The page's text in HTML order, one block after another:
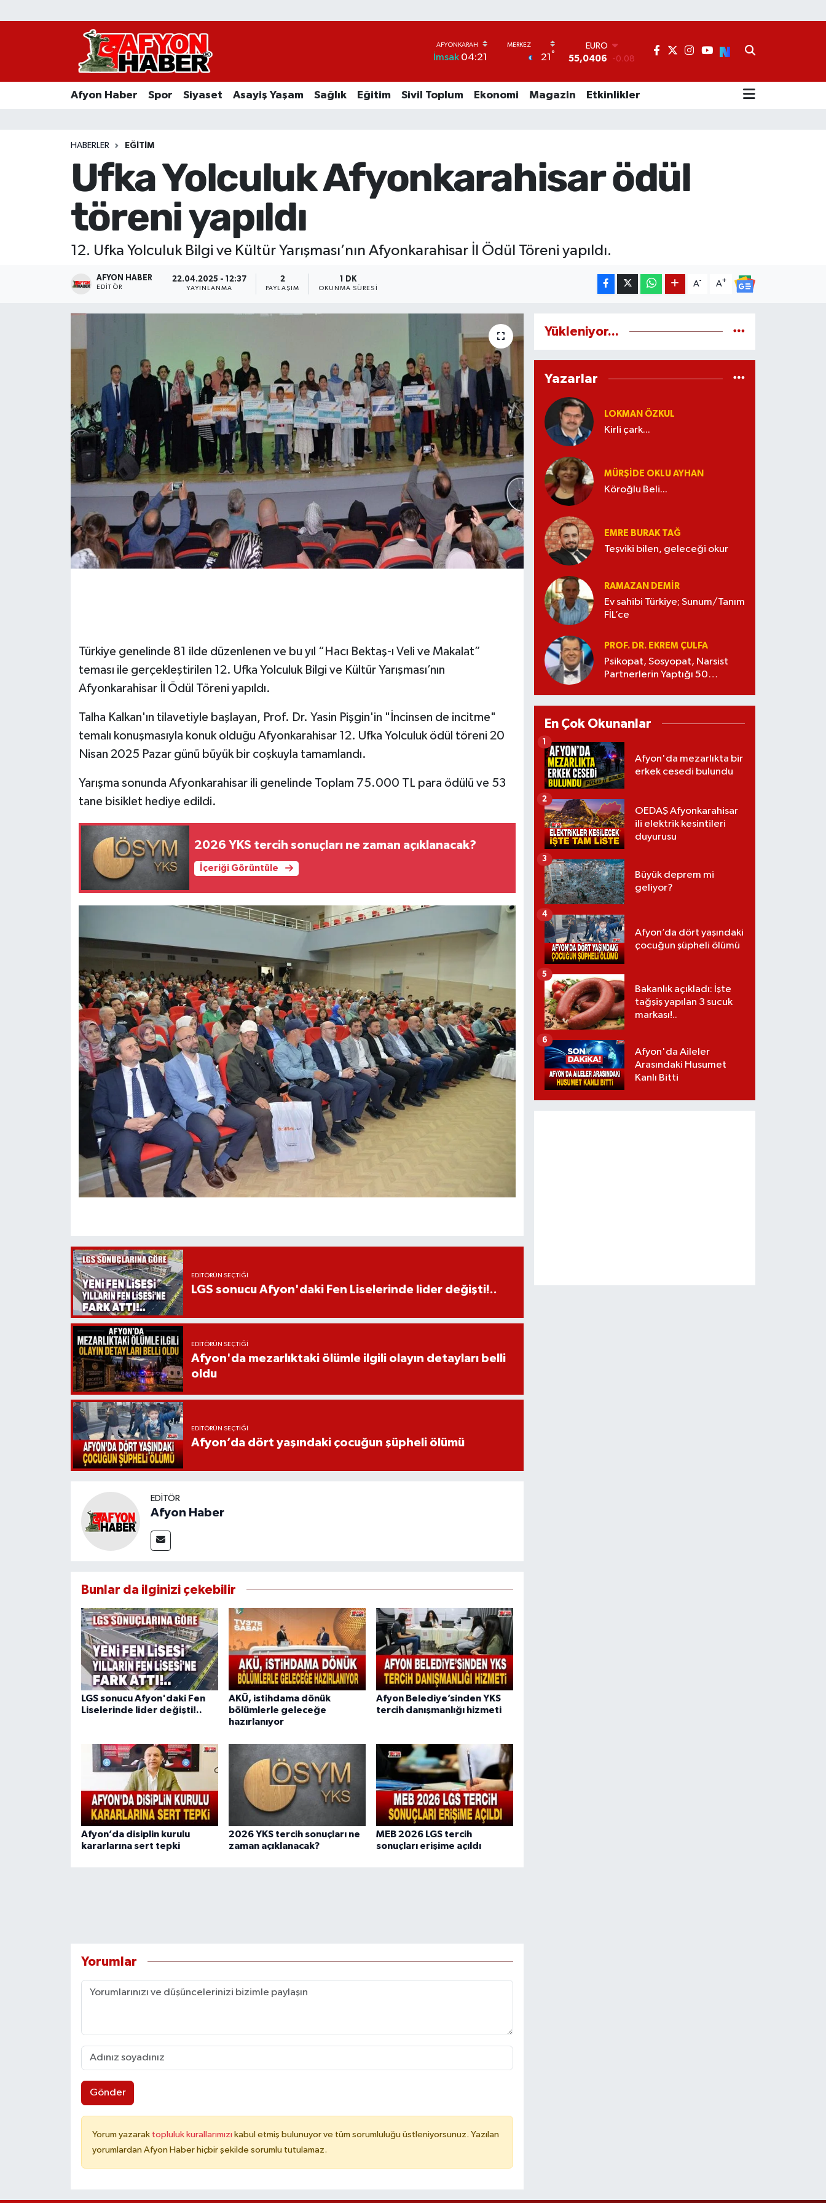
İmsak04:21 21 °
EURO
55,0406
-0.08
64,2143 0
GRAM ALTIN
0.16
DOLAR
47,6704 0
Afyon Haber Spor Siyaset Asayiş Yaşam Sağlık Eğitim Sivil Toplum Ekonomi Magazin Etkinlikler
HABERLER EĞITIM
Ufka Yolculuk Afyonkarahisar ödül
töreni yapıldı
12. Ufka Yolculuk Bilgi ve Kültür Yarışması’nın Afyonkarahisar İl Ödül Töreni yapıldı.
AFYON HABER
EDITÖR
22.04.2025 - 12:37
YAYINLANMA
2
PAYLAŞIM
1 DK
OKUNMA SÜRESI
A- A+
Türkiye genelinde 81 ilde düzenlenen ve bu yıl “Hacı Bektaş-ı Veli ve Makalat”
teması ile gerçekleştirilen 12. Ufka Yolculuk Bilgi ve Kültür Yarışması’nın
Afyonkarahisar İl Ödül Töreni yapıldı.
Talha Kalkan'ın tilavetiyle başlayan, Prof. Dr. Yasin Pişgin'in "İncinsen de incitme"
temalı konuşmasıyla konuk olduğu Afyonkarahisar 12. Ufka Yolculuk ödül töreni 20
Nisan 2025 Pazar günü büyük bir coşkuyla tamamlandı.
Yarışma sonunda Afyonkarahisar ili genelinde Toplam 75.000 TL para ödülü ve 53
tane bisiklet hediye edildi.
2026 YKS tercih sonuçları ne zaman açıklanacak?
İçeriği Görüntüle
EDITÖRÜN SEÇTIĞI
LGS sonucu Afyon'daki Fen Liselerinde lider değişti!..
EDITÖRÜN SEÇTIĞI
Afyon'da mezarlıktaki ölümle ilgili olayın detayları belli
oldu
EDITÖRÜN SEÇTIĞI
Afyon’da dört yaşındaki çocuğun şüpheli ölümü
EDITÖR
Afyon Haber
Bunlar da ilginizi çekebilir
LGS sonucu Afyon'daki Fen
Liselerinde lider değişti!..
AKÜ, istihdama dönük
bölümlerle geleceğe
hazırlanıyor
Afyon Belediye’sinden YKS
tercih danışmanlığı hizmeti
Afyon’da disiplin kurulu
kararlarına sert tepki
2026 YKS tercih sonuçları ne
zaman açıklanacak?
MEB 2026 LGS tercih
sonuçları erişime açıldı
Yorumlar
Gönder
Yorum yazarak topluluk kurallarımızı kabul etmiş bulunuyor ve tüm sorumluluğu üstleniyorsunuz. Yazılan
yorumlardan Afyon Haber hiçbir şekilde sorumlu tutulamaz.
Yükleniyor...
Yazarlar
LOKMAN ÖZKUL
Kirli çark...
MÜRŞIDE OKLU AYHAN
Köroğlu Beli...
EMRE BURAK TAĞ
Teşviki bilen, geleceği okur
RAMAZAN DEMİR
Ev sahibi Türkiye; Sunum/Tanım
FİL’ce
PROF. DR. EKREM ÇULFA
Psikopat, Sosyopat, Narsist
Partnerlerin Yaptığı 50
En Çok Okunanlar
Afyon'da mezarlıkta bir
erkek cesedi bulundu
1
OEDAŞ Afyonkarahisar
ili elektrik kesintileri
duyurusu
2
Büyük deprem mi
geliyor?
3
Afyon’da dört yaşındaki
çocuğun şüpheli ölümü
4
Bakanlık açıkladı: İşte
tağşiş yapılan 3 sucuk
markası!..
5
Afyon'da Aileler
Arasındaki Husumet
Kanlı Bitti
6
Afyon Haber
Asayiş Yaşam